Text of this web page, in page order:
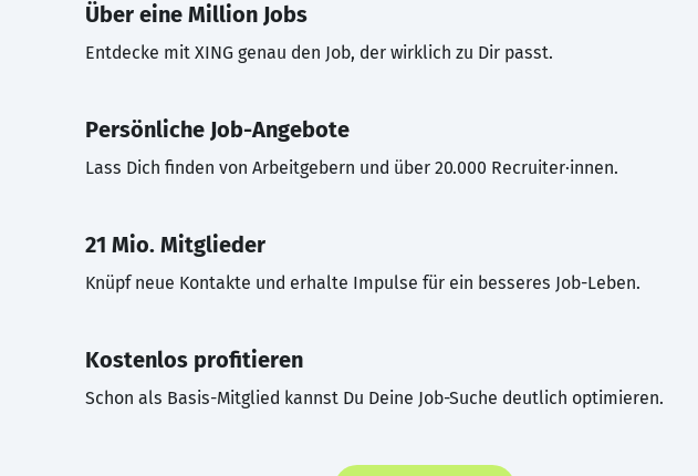
Über eine Million Jobs
Entdecke mit XING genau den Job, der wirklich zu Dir passt.
Persönliche Job-Angebote
Lass Dich finden von Arbeitgebern und über 20.000 Recruiter·innen.
21 Mio. Mitglieder
Knüpf neue Kontakte und erhalte Impulse für ein besseres Job-Leben.
Kostenlos profitieren
Schon als Basis-Mitglied kannst Du Deine Job-Suche deutlich optimieren.